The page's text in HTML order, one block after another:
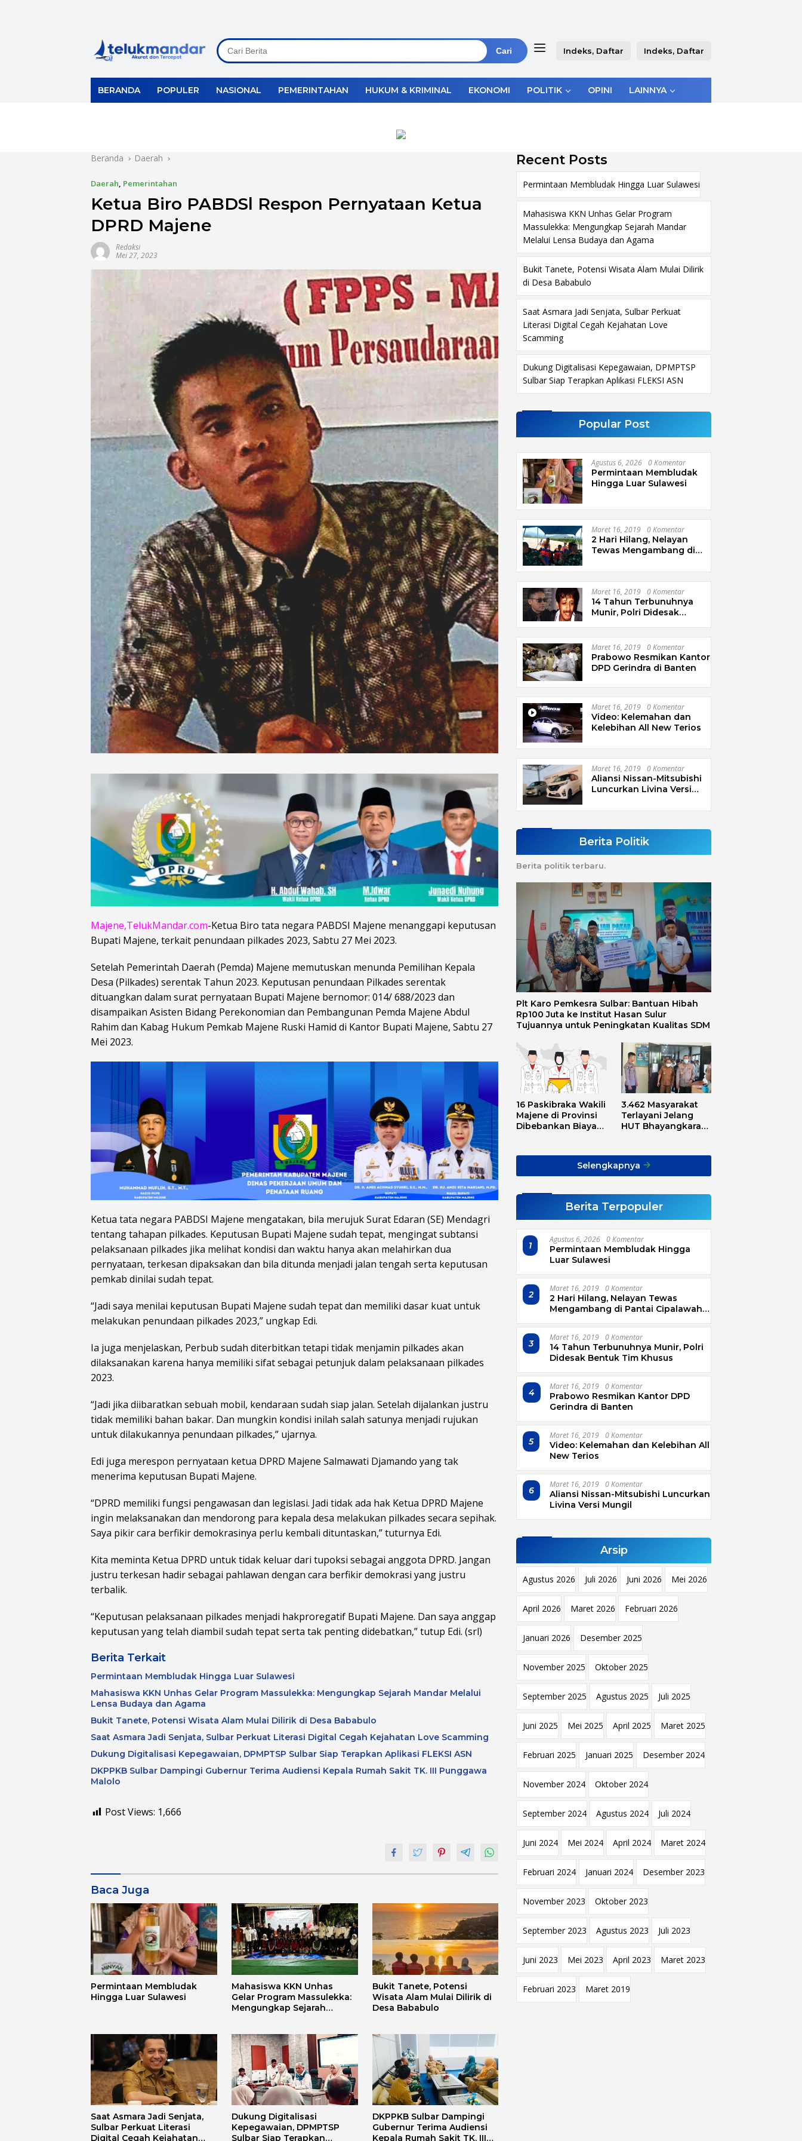
Cari Indeks, Daftar Indeks, Daftar
BERANDA POPULER NASIONAL PEMERINTAHAN HUKUM & KRIMINAL EKONOMI POLITIK OPINI LAINNYA
Beranda Daerah
Daerah, Pemerintahan
Ketua Biro PABDSl Respon Pernyataan Ketua
DPRD Majene
Redaksi
Mei 27, 2023
Majene,TelukMandar.com-Ketua Biro tata negara PABDSI Majene menanggapi keputusan
Bupati Majene, terkait penundaan pilkades 2023, Sabtu 27 Mei 2023.
Setelah Pemerintah Daerah (Pemda) Majene memutuskan menunda Pemilihan Kepala
Desa (Pilkades) serentak Tahun 2023. Keputusan penundaan Pilkades serentak
dituangkan dalam surat pernyataan Bupati Majene bernomor: 014/ 688/2023 dan
disampaikan Asisten Bidang Perekonomian dan Pembangunan Pemda Majene Abdul
Rahim dan Kabag Hukum Pemkab Majene Ruski Hamid di Kantor Bupati Majene, Sabtu 27
Mei 2023.
Ketua tata negara PABDSI Majene mengatakan, bila merujuk Surat Edaran (SE) Mendagri
tentang tahapan pilkades. Keputusan Bupati Majene sudah tepat, mengingat subtansi
pelaksanaan pilkades jika melihat kondisi dan waktu hanya akan melahirkan dua
pernyataan, terkesan dipaksakan dan bila ditunda menjadi jalan tengah serta keputusan
pemkab dinilai sudah tepat.
“Jadi saya menilai keputusan Bupati Majene sudah tepat dan memiliki dasar kuat untuk
melakukan penundaan pilkades 2023,” ungkap Edi.
Ia juga menjelaskan, Perbub sudah diterbitkan tetapi tidak menjamin pilkades akan
dilaksanakan karena hanya memiliki sifat sebagai petunjuk dalam pelaksanaan pilkades
2023.
“Jadi jika diibaratkan sebuah mobil, kendaraan sudah siap jalan. Setelah dijalankan justru
tidak memiliki bahan bakar. Dan mungkin kondisi inilah salah satunya menjadi rujukan
untuk dilakukannya penundaan pilkades,” ujarnya.
Edi juga merespon pernyataan ketua DPRD Majene Salmawati Djamando yang tak
menerima keputusan Bupati Majene.
“DPRD memiliki fungsi pengawasan dan legislasi. Jadi tidak ada hak Ketua DPRD Majene
ingin melaksanakan dan mendorong para kepala desa melakukan pilkades secara sepihak.
Saya pikir cara berfikir demokrasinya perlu kembali dituntaskan,” tuturnya Edi.
Kita meminta Ketua DPRD untuk tidak keluar dari tupoksi sebagai anggota DPRD. Jangan
justru terkesan hadir sebagai pahlawan dengan cara berfikir demokrasi yang justru
terbalik.
“Keputusan pelaksanaan pilkades menjadi hakproregatif Bupati Majene. Dan saya anggap
keputusan yang telah diambil sudah tepat serta tak penting didebatkan,” tutup Edi. (srl)
Berita Terkait
Permintaan Membludak Hingga Luar Sulawesi
Mahasiswa KKN Unhas Gelar Program Massulekka: Mengungkap Sejarah Mandar Melalui
Lensa Budaya dan Agama
Bukit Tanete, Potensi Wisata Alam Mulai Dilirik di Desa Bababulo
Saat Asmara Jadi Senjata, Sulbar Perkuat Literasi Digital Cegah Kejahatan Love Scamming
Dukung Digitalisasi Kepegawaian, DPMPTSP Sulbar Siap Terapkan Aplikasi FLEKSI ASN
DKPPKB Sulbar Dampingi Gubernur Terima Audiensi Kepala Rumah Sakit TK. III Punggawa
Malolo
Post Views: 1,666
Baca Juga
Permintaan Membludak
Hingga Luar Sulawesi
Mahasiswa KKN Unhas
Gelar Program Massulekka:
Mengungkap Sejarah
Bukit Tanete, Potensi
Wisata Alam Mulai Dilirik di
Desa Bababulo
Saat Asmara Jadi Senjata,
Sulbar Perkuat Literasi
Digital Cegah Kejahatan
Dukung Digitalisasi
Kepegawaian, DPMPTSP
Sulbar Siap Terapkan
DKPPKB Sulbar Dampingi
Gubernur Terima Audiensi
Kepala Rumah Sakit TK. III
Recent Posts
Permintaan Membludak Hingga Luar Sulawesi
Mahasiswa KKN Unhas Gelar Program
Massulekka: Mengungkap Sejarah Mandar
Melalui Lensa Budaya dan Agama
Bukit Tanete, Potensi Wisata Alam Mulai Dilirik
di Desa Bababulo
Saat Asmara Jadi Senjata, Sulbar Perkuat
Literasi Digital Cegah Kejahatan Love
Scamming
Dukung Digitalisasi Kepegawaian, DPMPTSP
Sulbar Siap Terapkan Aplikasi FLEKSI ASN
Popular Post
Agustus 6, 2026 0 Komentar
Permintaan Membludak
Hingga Luar Sulawesi
Maret 16, 2019 0 Komentar
2 Hari Hilang, Nelayan
Tewas Mengambang di
Maret 16, 2019 0 Komentar
14 Tahun Terbunuhnya
Munir, Polri Didesak
Maret 16, 2019 0 Komentar
Prabowo Resmikan Kantor
DPD Gerindra di Banten
Maret 16, 2019 0 Komentar
Video: Kelemahan dan
Kelebihan All New Terios
Maret 16, 2019 0 Komentar
Aliansi Nissan-Mitsubishi
Luncurkan Livina Versi
Berita Politik
Berita politik terbaru.
Plt Karo Pemkesra Sulbar: Bantuan Hibah
Rp100 Juta ke Institut Hasan Sulur
Tujuannya untuk Peningkatan Kualitas SDM
16 Paskibraka Wakili
Majene di Provinsi
Dibebankan Biaya
Semua
3.462 Masyarakat
Terlayani Jelang
HUT Bhayangkara
Selengkapnya
Berita Terpopuler
1
Agustus 6, 2026 0 Komentar
Permintaan Membludak Hingga
Luar Sulawesi
2
Maret 16, 2019 0 Komentar
2 Hari Hilang, Nelayan Tewas
Mengambang di Pantai Cipalawah
3
Maret 16, 2019 0 Komentar
14 Tahun Terbunuhnya Munir, Polri
Didesak Bentuk Tim Khusus
4
Maret 16, 2019 0 Komentar
Prabowo Resmikan Kantor DPD
Gerindra di Banten
5
Maret 16, 2019 0 Komentar
Video: Kelemahan dan Kelebihan All
New Terios
6
Maret 16, 2019 0 Komentar
Aliansi Nissan-Mitsubishi Luncurkan
Livina Versi Mungil
Arsip
Agustus 2026 Juli 2026 Juni 2026 Mei 2026
April 2026 Maret 2026 Februari 2026
Januari 2026 Desember 2025
November 2025 Oktober 2025
September 2025 Agustus 2025 Juli 2025
Juni 2025 Mei 2025 April 2025 Maret 2025
Februari 2025 Januari 2025 Desember 2024
November 2024 Oktober 2024
September 2024 Agustus 2024 Juli 2024
Juni 2024 Mei 2024 April 2024 Maret 2024
Februari 2024 Januari 2024 Desember 2023
November 2023 Oktober 2023
September 2023 Agustus 2023 Juli 2023
Juni 2023 Mei 2023 April 2023 Maret 2023
Februari 2023 Maret 2019